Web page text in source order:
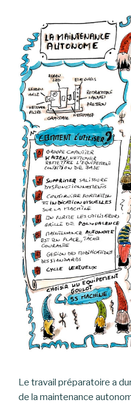
Le travail préparatoire a
de la maintenance